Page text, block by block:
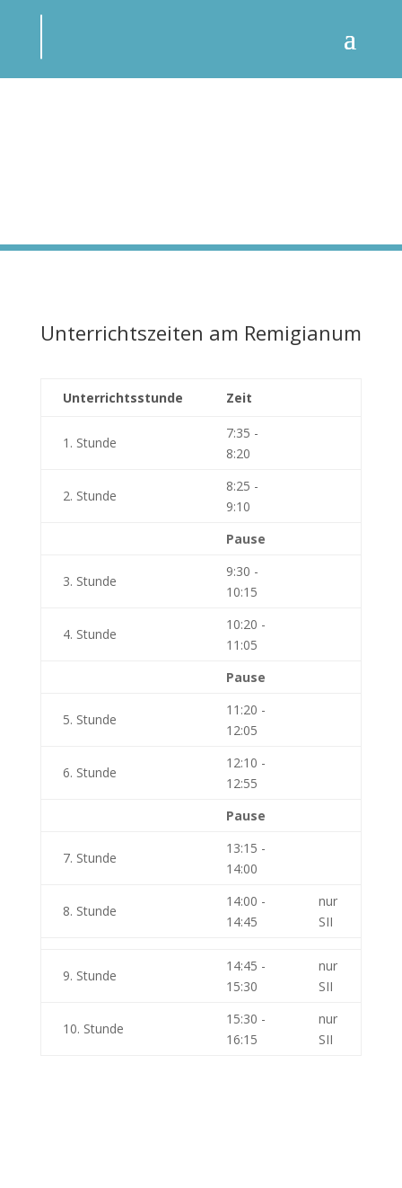
Unterrichtszeiten am Remigianum
Unterrichtsstunde Zeit
1. Stunde
7:35 -
8:20
2. Stunde
8:25 -
9:10
Pause
3. Stunde
9:30 -
10:15
4. Stunde
10:20 -
11:05
Pause
5. Stunde
11:20 -
12:05
6. Stunde
12:10 -
12:55
Pause
7. Stunde
13:15 -
14:00
8. Stunde
14:00 -
14:45
nur
SII
9. Stunde
14:45 -
15:30
nur
SII
10. Stunde
15:30 -
16:15
nur
SII